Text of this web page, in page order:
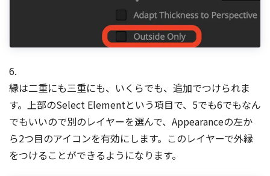
6.
縁は二重にも三重にも、いくらでも、追加でつけられま
す。上部のSelect Elementという項目で、5でも6でもなん
でもいいので別のレイヤーを選んで、Appearanceの左か
ら2つ目のアイコンを有効にします。このレイヤーで外縁
をつけることができるようになります。